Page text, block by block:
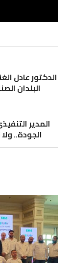
البلدان
المدير
الجودة..